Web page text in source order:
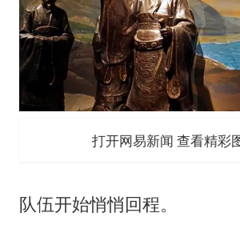
打开网易新闻 查看精彩
队伍开始悄悄回程。